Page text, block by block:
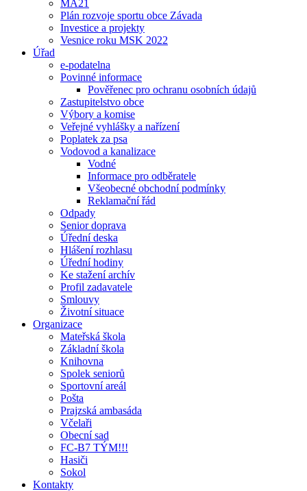
MA21
Plán rozvoje sportu obce Závada
Investice a projekty
Vesnice roku MSK 2022
Úřad
e-podatelna
Povinné informace
Pověřenec pro ochranu osobních údajů
Zastupitelstvo obce
Výbory a komise
Veřejné vyhlášky a nařízení
Poplatek za psa
Vodovod a kanalizace
Vodné
Informace pro odběratele
Všeobecné obchodní podmínky
Reklamační řád
Odpady
Senior doprava
Úřední deska
Hlášení rozhlasu
Úřední hodiny
Ke stažení archív
Profil zadavatele
Smlouvy
Životní situace
Organizace
Mateřská škola
Základní škola
Knihovna
Spolek seniorů
Sportovní areál
Pošta
Prajzská ambasáda
Včelaři
Obecní sad
FC-B7 TÝM!!!
Hasiči
Sokol
Kontakty